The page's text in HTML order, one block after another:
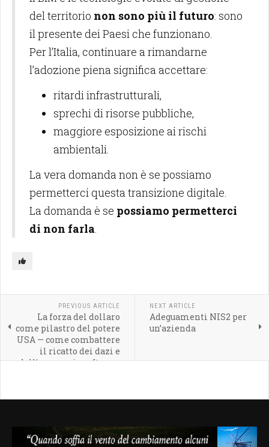
del territorio non sono più il futuro: sono
il presente dei Paesi che funzionano.
Per l’Italia, continuare a rimandarne
l’adozione piena significa accettare:
ritardi infrastrutturali,
sprechi di risorse pubbliche,
maggiore esposizione ai rischi
ambientali.
La vera domanda non è se possiamo
permetterci questa transizione digitale.
La domanda è se possiamo permetterci
di non farla.
PREVIOUS ARTICLE
La forza del dollaro
come pilastro del potere
USA — come combattere
il ricatto dei dazi e
dell'egemonia software
NEXT ARTICLE
Adeguamenti NIS2 per
un’azienda